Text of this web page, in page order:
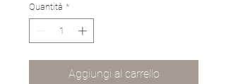
Quantità *
Aggiungi al carrello